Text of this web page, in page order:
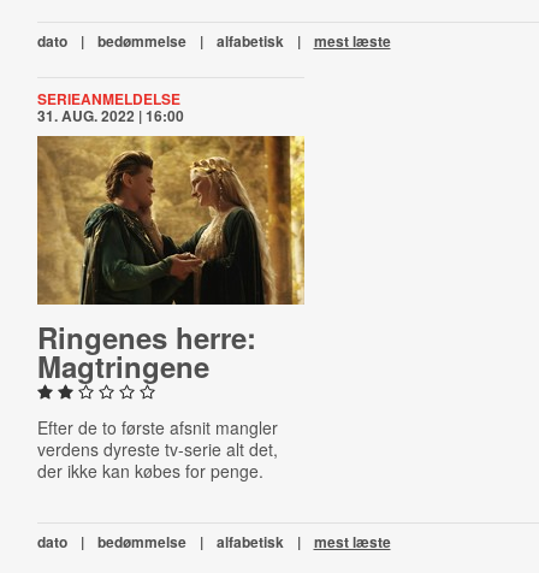
dato | bedømmelse | alfabetisk | mest læste
SERIEANMELDELSE
31. AUG. 2022 | 16:00
Ringenes herre:
Mag­trin­ge­ne
Efter de to første afsnit mangler
verdens dyreste tv-serie alt det,
der ikke kan købes for penge.
dato | bedømmelse | alfabetisk | mest læste